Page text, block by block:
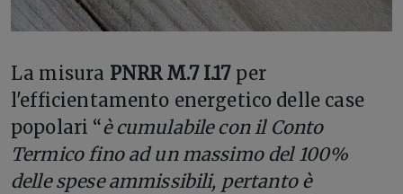
La misura PNRR M.7 I.17per
l'efficientamento energetico delle case
popolari “è cumulabile con il Conto
Termico fino ad un massimo del 100%
delle spese ammissibili, pertanto è